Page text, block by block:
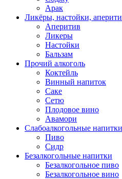
Арак
Ликёры, настойки,
Аперитив
Ликеры
Настойки
Бальзам
Прочий алкоголь
Коктейль
Винный напиток
Саке
Сетю
Плодовое вино
Авамори
Слабоалкогольные напитки
Пиво
Сидр
Безалкогольные напитки
Безалкогольное пиво
Безалкогольное вино